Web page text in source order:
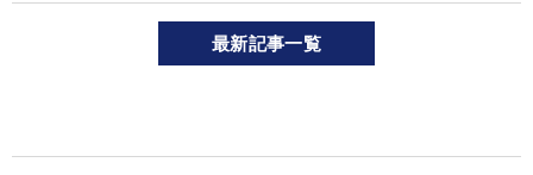
最新記事一覧